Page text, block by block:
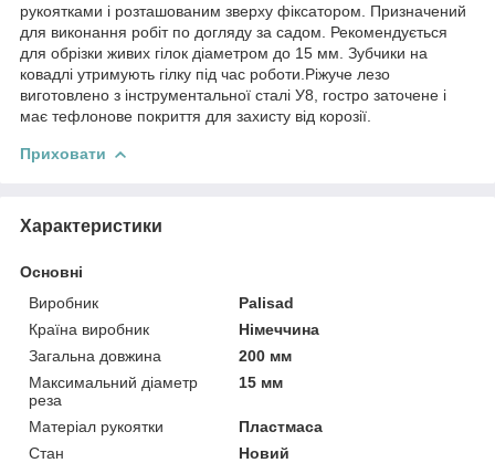
рукоятками і розташованим зверху фіксатором. Призначений
для виконання робіт по догляду за садом. Рекомендується
для обрізки живих гілок діаметром до 15 мм. Зубчики на
ковадлі утримують гілку під час роботи.Ріжуче лезо
виготовлено з інструментальної сталі У8, гостро заточене і
має тефлонове покриття для захисту від корозії.
Приховати
Характеристики
Основні
Виробник
Palisad
Країна виробник
Німеччина
Загальна довжина
200 мм
Максимальний діаметр
реза
15 мм
Матеріал рукоятки
Пластмаса
Стан
Новий